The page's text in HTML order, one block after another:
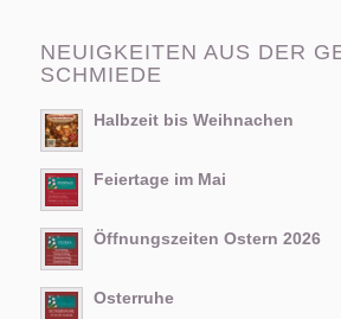
NEUIGKEITEN AUS DER
SCHMIEDE
Halbzeit bis Weihnachen
Feiertage im Mai
Öffnungszeiten Ostern 2026
Osterruhe